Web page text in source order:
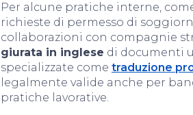
Per alcune pratiche interne,
richieste di permesso di
collaborazioni con compagnie
giurata in inglese di documenti
specializzate come traduzione
legalmente valide anche per
pratiche lavorative.